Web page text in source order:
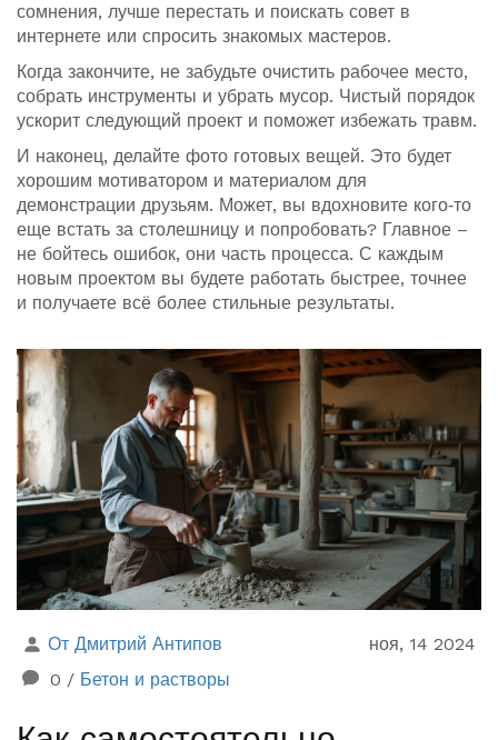
сомнения, лучше перестать и поискать совет в
интернете или спросить знакомых мастеров.
Когда закончите, не забудьте очистить рабочее место,
собрать инструменты и убрать мусор. Чистый порядок
ускорит следующий проект и поможет избежать травм.
И наконец, делайте фото готовых вещей. Это будет
хорошим мотиватором и материалом для
демонстрации друзьям. Может, вы вдохновите кого‑то
еще встать за столешницу и попробовать? Главное –
не бойтесь ошибок, они часть процесса. С каждым
новым проектом вы будете работать быстрее, точнее
и получаете всё более стильные результаты.
От Дмитрий Антипов
ноя, 14 2024
0 / Бетон и растворы